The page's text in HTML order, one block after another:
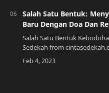
Salah Satu Bentuk:
Baru Dengan Doa Dan
Salah Satu Bentuk
Sedekah from
Satu Bentuk"? Salah satu bentuk adalah sebuah
ungkapan yang sering